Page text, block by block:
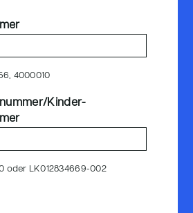
4000010
Kinder-
oder LK012834669-002